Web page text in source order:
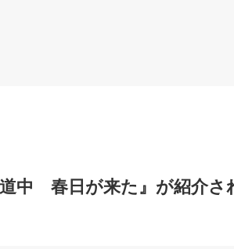
道中 春日が来た』が紹介さ